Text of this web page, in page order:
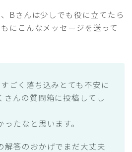
Bさんは少しでも役に立てたら
にこんなメッセージを送って
ごく落ち込みとても不安に
さんの質問箱に投稿してし
たなと思います。
解答のおかげでまだ大丈夫